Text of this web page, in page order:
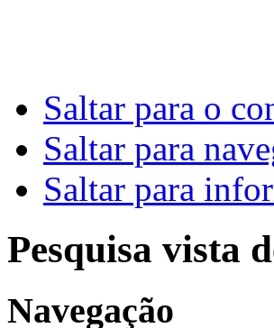
Saltar para o
Saltar para
Saltar para
Pesquisa vista
Navegação